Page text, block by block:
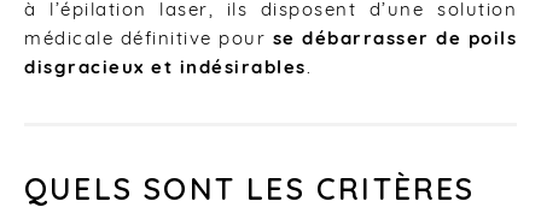
à l’épilation laser, ils disposent d’une solution
médicale définitive pour se débarrasser de poils
disgracieux et indésirables.
QUELS SONT LES CRITÈRES